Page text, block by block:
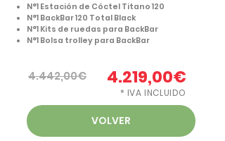
N°1 Estación de Cóctel Titano 120
N°1 BackBar 120 Total Black
N°1 Kits de ruedas para BackBar
N°1 Bolsa trolley para BackBar
4.442,00€ 4.219,00€
* IVA INCLUIDO
VOLVER